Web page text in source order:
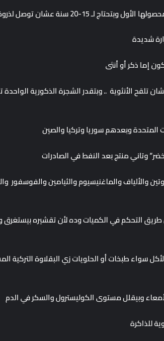
طريق التحكم في الكميات وده لأن تقشيره
سواء طبخات أو الحلويات زي البقلاوة التركية